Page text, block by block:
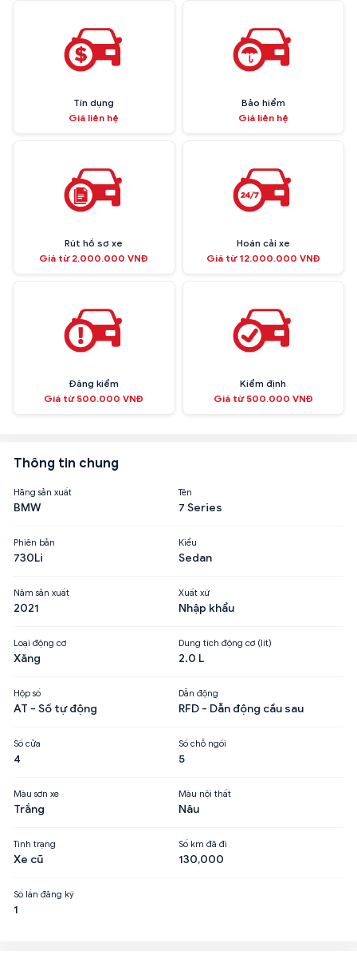
Tín dụng
Giá liên hệ
Bảo hiểm
Giá liên hệ
Rút hồ sơ xe
Giá từ 2.000.000 VNĐ
Hoán cải xe
Giá từ 12.000.000 VNĐ
Đăng kiểm
Giá từ 500.000 VNĐ
Kiểm định
Giá từ 500.000 VNĐ
Thông tin chung
Hãng sản xuất
BMW
Tên
7 Series
Phiên bản
730Li
Kiểu
Sedan
Năm sản xuất
2021
Xuất xứ
Nhập khẩu
Loại động cơ
Xăng
Dung tích động cơ (lít)
2.0 L
Hộp số
AT - Số tự động
Dẫn động
RFD - Dẫn động cầu sau
Số cửa
4
Số chỗ ngồi
5
Màu sơn xe
Trắng
Màu nội thất
Nâu
Tình trạng
Xe cũ
Số km đã đi
130,000
Số lần đăng ký
1